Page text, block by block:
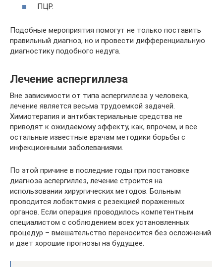
ПЦР.
Подобные мероприятия помогут не только поставить
правильный диагноз, но и провести дифференциальную
диагностику подобного недуга.
Лечение аспергиллеза
Вне зависимости от типа аспергиллеза у человека,
лечение является весьма трудоемкой задачей.
Химиотерапия и антибактериальные средства не
приводят к ожидаемому эффекту, как, впрочем, и все
остальные известные врачам методики борьбы с
инфекционными заболеваниями.
По этой причине в последние годы при постановке
диагноза аспергиллез, лечение строится на
использовании хирургических методов. Больным
проводится лобэктомия с резекцией пораженных
органов. Если операция проводилось компетентным
специалистом с соблюдением всех установленных
процедур – вмешательство переносится без осложнений
и дает хорошие прогнозы на будущее.